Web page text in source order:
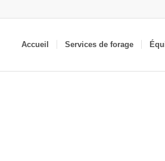
Accueil Services de forage